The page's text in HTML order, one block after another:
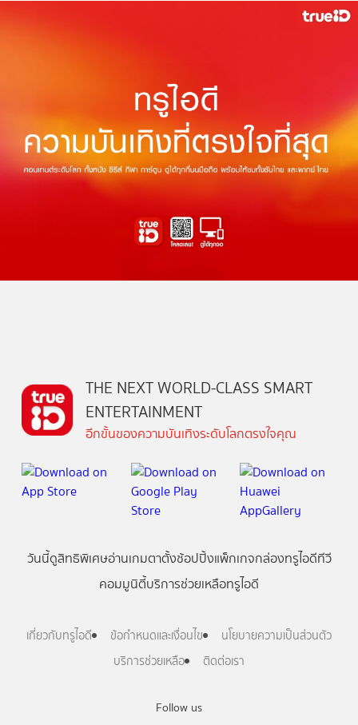
Follow us
THE NEXT WORLD-CLASS SMART
ENTERTAINMENT
อีกขั้นของความบันเทิงระดับโลกตรงใจคุณ
วันนี้ดูสิทธิพิเศษอ่านเกมตาตั้งช้อปปิ้งแพ็กเกจกล่องทรูไอดีทีวี
คอมมูนิตี้บริการช่วยเหลือทรูไอดี
เกี่ยวกับทรูไอดี ข้อกำหนดและเงื่อนไข
นโยบายความเป็นส่วนตัว
บริการช่วยเหลือ
ติดต่อเรา